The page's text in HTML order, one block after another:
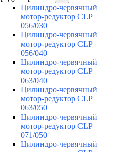
Цилиндро-червячный
мотор-редуктор CLP
056/030
Цилиндро-червячный
мотор-редуктор CLP
056/040
Цилиндро-червячный
мотор-редуктор CLP
063/040
Цилиндро-червячный
мотор-редуктор CLP
063/050
Цилиндро-червячный
мотор-редуктор CLP
071/050
Цилиндро-червячный